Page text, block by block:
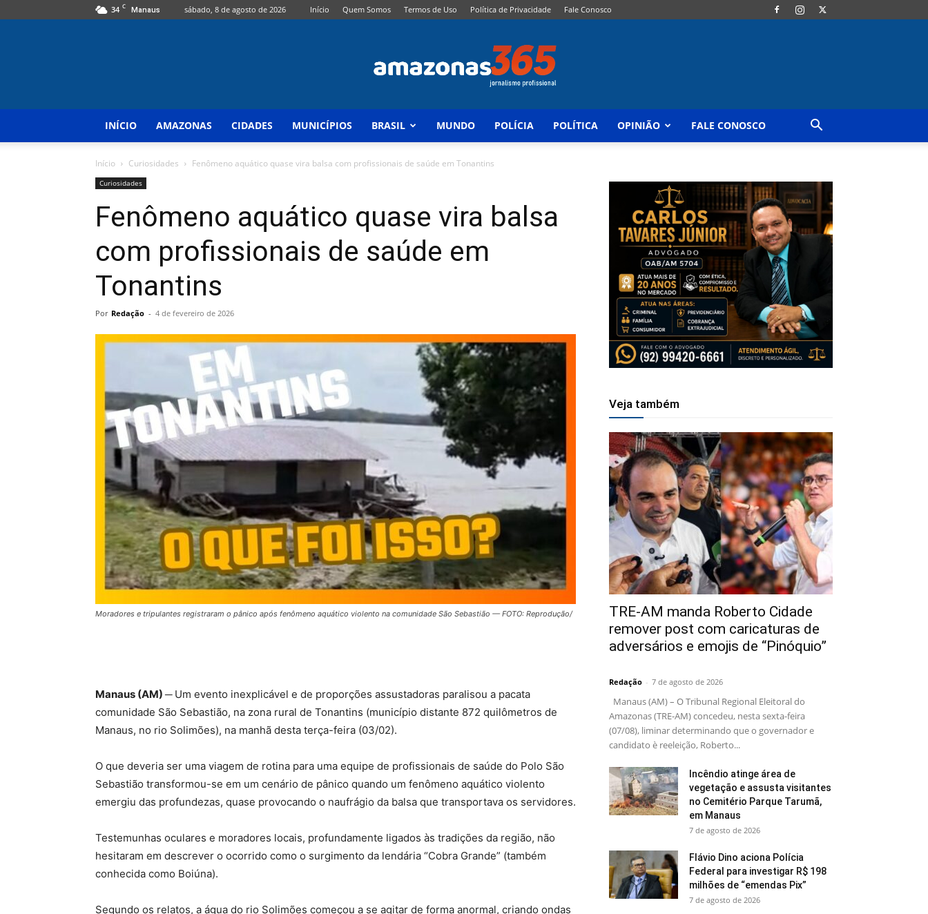
34 C Manaus sábado, 8 de agosto de 2026 Início Quem Somos Termos de Uso Política de Privacidade Fale Conosco
365
INÍCIO AMAZONAS CIDADES MUNICÍPIOS BRASIL MUNDO POLÍCIA POLÍTICA OPINIÃO FALE CONOSCO
Início Curiosidades Fenômeno aquático quase vira balsa com profissionais de saúde em Tonantins
Curiosidades
Fenômeno aquático quase vira balsa
com profissionais de saúde em
Tonantins
Por Redação - 4 de fevereiro de 2026
Moradores e tripulantes registraram o pânico após fenômeno aquático violento na comunidade São Sebastião — FOTO: Reprodução/
Manaus (AM) ─ Um evento inexplicável e de proporções assustadoras paralisou a pacata
comunidade São Sebastião, na zona rural de Tonantins (município distante 872 quilômetros de
Manaus, no rio Solimões), na manhã desta terça-feira (03/02).
O que deveria ser uma viagem de rotina para uma equipe de profissionais de saúde do Polo São
Sebastião transformou-se em um cenário de pânico quando um fenômeno aquático violento
emergiu das profundezas, quase provocando o naufrágio da balsa que transportava os servidores.
Testemunhas oculares e moradores locais, profundamente ligados às tradições da região, não
hesitaram em descrever o ocorrido como o surgimento da lendária “Cobra Grande” (também
conhecida como Boiúna).
Segundo os relatos, a água do rio Solimões começou a se agitar de forma anormal, criando ondas
Veja também
TRE-AM manda Roberto Cidade
remover post com caricaturas de
adversários e emojis de “Pinóquio”
Redação - 7 de agosto de 2026
Manaus (AM) – O Tribunal Regional Eleitoral do
Amazonas (TRE-AM) concedeu, nesta sexta-feira
(07/08), liminar determinando que o governador e
candidato è reeleição, Roberto...
Incêndio atinge área de
vegetação e assusta visitantes
no Cemitério Parque Tarumã,
em Manaus
7 de agosto de 2026
Flávio Dino aciona Polícia
Federal para investigar R$ 198
milhões de “emendas Pix”
7 de agosto de 2026